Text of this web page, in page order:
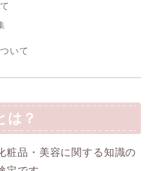
いて
は？
粧品・美容に関する知識の